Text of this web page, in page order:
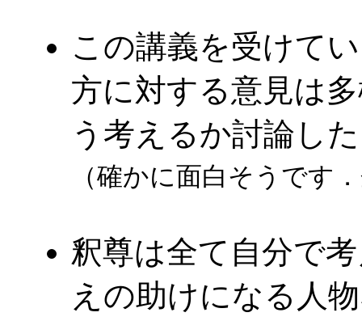
この講義を受けて
方に対する意見は
う考えるか討論し
（確かに面白そうです
釈尊は全て自分で
えの助けになる人